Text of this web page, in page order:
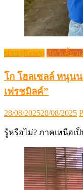
ข่าว (News) สัตว์เคี้ยว
โก โฮลเซลล์ หนุน
เฟรชมิลค์”
Posted
28/08/202528/08/2025
รู้หรือไม่? ภาคเหนือเ